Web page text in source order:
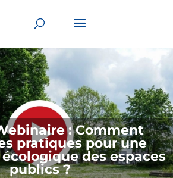
: Comment
pratiques pour une
des espaces
publics ?